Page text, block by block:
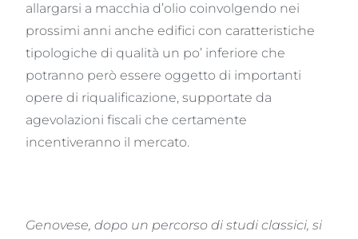
allargarsi a macchia d’olio coinvolgendo nei
prossimi anni anche edifici con caratteristiche
tipologiche di qualità un po’ inferiore che
potranno però essere oggetto di importanti
opere di riqualificazione, supportate da
agevolazioni fiscali che certamente
incentiveranno il mercato.
Genovese, dopo un percorso di studi classici, si